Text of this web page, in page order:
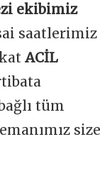
ekibimiz
saatlerimiz
ACİL
tüm
size